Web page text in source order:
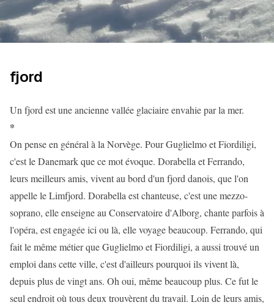
fjord
Un fjord est une ancienne vallée glaciaire envahie par la mer.
*
On pense en général à la Norvège. Pour Guglielmo et Fiordiligi,
c'est le Danemark que ce mot évoque. Dorabella et Ferrando,
leurs meilleurs amis, vivent au bord d'un fjord danois, que l'on
appelle le Limfjord. Dorabella est chanteuse, c'est une mezzo-
soprano, elle enseigne au Conservatoire d'Alborg, chante parfois à
l'opéra, est engagée ici ou là, elle voyage beaucoup. Ferrando, qui
fait le même métier que Guglielmo et Fiordiligi, a aussi trouvé un
emploi dans cette ville, c'est d'ailleurs pourquoi ils vivent là,
depuis plus de vingt ans. Oh oui, même beaucoup plus. Ce fut le
seul endroit où tous deux trouvèrent du travail. Loin de leurs amis,